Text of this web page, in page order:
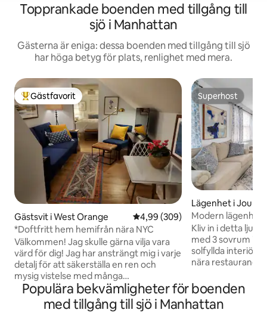
Topprankade boenden med tillgång till
sjö i Manhattan
Gästerna är eniga: dessa boenden med tillgång till sjö
har höga betyg för plats, renlighet med mera.
Populär gästfavorit
Gästfavorit
Gästsvit i West Orange 4,99 av 5 i genomsnittligt
4,99 (309)
*Doftfritt hem hemifrån nära NYC
Välkommen! Jag skulle gärna vilja vara
värd för dig! Jag har ansträngt mig i varje
detalj för att säkerställa en ren och
mysig vistelse med många
bekvämligheter Sviten har renoverats
och inrett för att skapa ett fridfullt
utrymme att återvända till efter en lång
Superhost
Superhost
Lägenhet i
Modern lägenhet
Stadium!
Kliv in i detta
med 3 sovrum i
solfyllda
nära restauranger
och matplats 🍳
rostfria vitvaror
promenad från
Populära bekvämligheter för boenden
med tillgång till sjö i Manhattan